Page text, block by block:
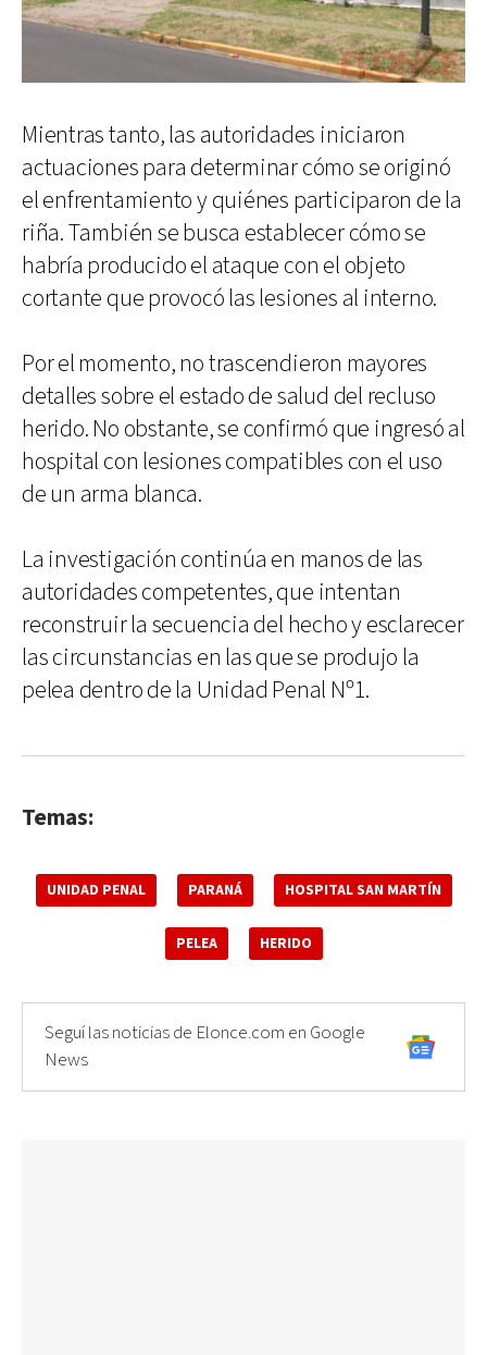
Mientras tanto, las autoridades iniciaron
actuaciones para determinar cómo se originó
el enfrentamiento y quiénes participaron de la
riña. También se busca establecer cómo se
habría producido el ataque con el objeto
cortante que provocó las lesiones al interno.
Por el momento, no trascendieron mayores
detalles sobre el estado de salud del recluso
herido. No obstante, se confirmó que ingresó al
hospital con lesiones compatibles con el uso
de un arma blanca.
La investigación continúa en manos de las
autoridades competentes, que intentan
reconstruir la secuencia del hecho y esclarecer
las circunstancias en las que se produjo la
pelea dentro de la Unidad Penal Nº1.
Temas:
UNIDAD PENAL PARANÁ HOSPITAL SAN MARTÍN
PELEA HERIDO
Seguí las noticias de Elonce.com en Google
News